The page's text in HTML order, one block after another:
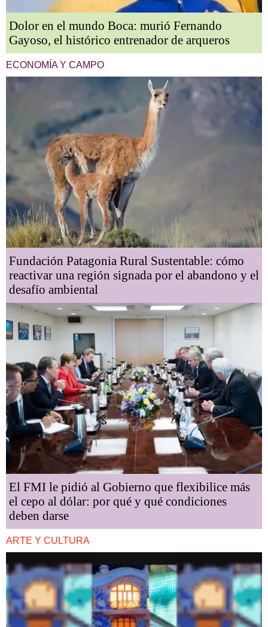
Dolor en el mundo Boca: murió Fernando
Gayoso, el histórico entrenador de arqueros
ECONOMÍA Y CAMPO
Fundación Patagonia Rural Sustentable: cómo
reactivar una región signada por el abandono y el
desafío ambiental
El FMI le pidió al Gobierno que flexibilice más
el cepo al dólar: por qué y qué condiciones
deben darse
ARTE Y CULTURA